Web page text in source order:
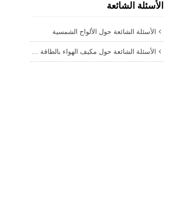
الأسئلة الشائعة
الأسئلة الشائعة حول الألواح الشمسية
الأسئلة الشائعة حول مكيف الهواء بالطاقة الشمسية